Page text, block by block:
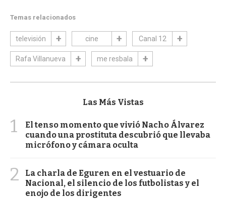
Temas relacionados
televisión cine Canal 12
Rafa Villanueva me resbala
Las Más Vistas
1
El tenso momento que vivió Nacho Álvarez
cuando una prostituta descubrió que llevaba
micrófono y cámara oculta
2
La charla de Eguren en el vestuario de
Nacional, el silencio de los futbolistas y el
enojo de los dirigentes